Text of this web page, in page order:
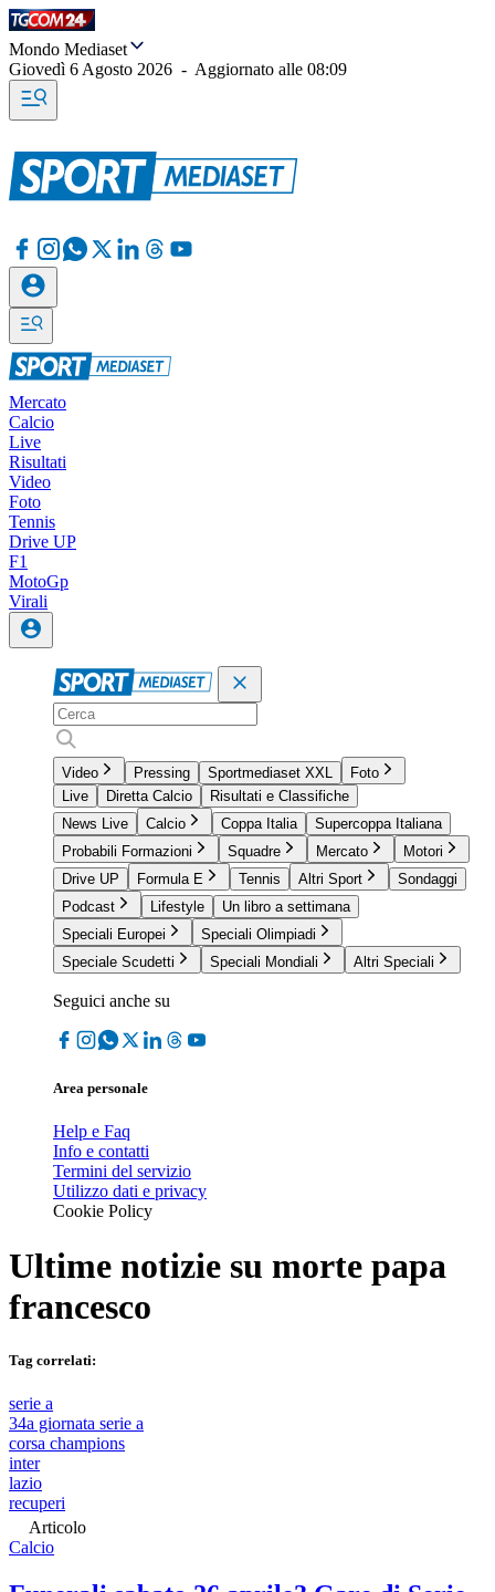
Mondo Mediaset
Giovedì 6 Agosto 2026 - Aggiornato alle 08:09
Mercato
Calcio
Live
Risultati
Video
Foto
Tennis
Drive UP
F1
MotoGp
Virali
Video Pressing Sportmediaset XXL
Foto
Live
Diretta Calcio
Risultati e Classifiche
News Live
Calcio Coppa Italia
Supercoppa Italiana
Probabili Formazioni
Squadre Mercato
Motori
Drive UP
Formula E Tennis Altri Sport
Sondaggi
Podcast
Lifestyle
Un libro a settimana
Speciali Europei
Speciali Olimpiadi
Speciale Scudetti
Speciali Mondiali Altri Speciali
Seguici anche su
Area personale
Help e Faq
Info e contatti
Termini del servizio
Utilizzo dati e privacy
Cookie Policy
Ultime notizie su morte papa
francesco
Tag correlati:
serie a
34a giornata serie a
corsa champions
inter
lazio
recuperi
Articolo
Calcio